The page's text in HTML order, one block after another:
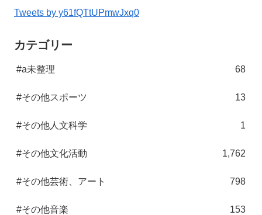
Tweets by y61fQTtUPmwJxq0
カテゴリー
#a未整理 68
#その他スポーツ 13
#その他人文科学 1
#その他文化活動 1,762
#その他芸術、アート 798
#その他音楽 153